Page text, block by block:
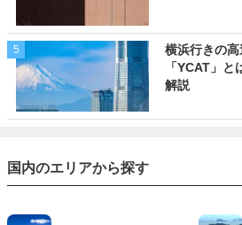
5
横浜行きの
「YCAT」
解説
国内のエリアから探す